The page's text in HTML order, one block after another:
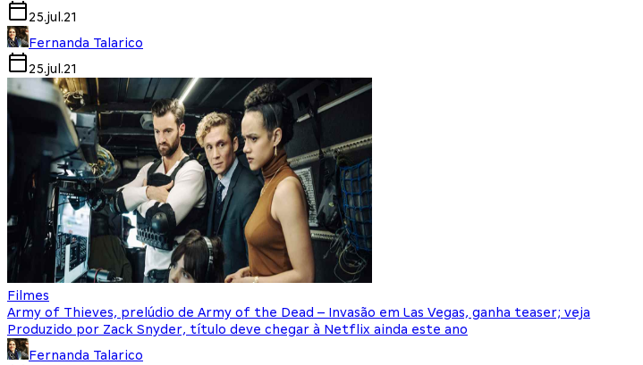
25.jul.21
Fernanda Talarico
25.jul.21
Filmes
Army of Thieves, prelúdio de Army of the Dead – Invasão em Las Vegas, ganha teaser; veja
Produzido por Zack Snyder, título deve chegar à Netflix ainda este ano
Fernanda Talarico